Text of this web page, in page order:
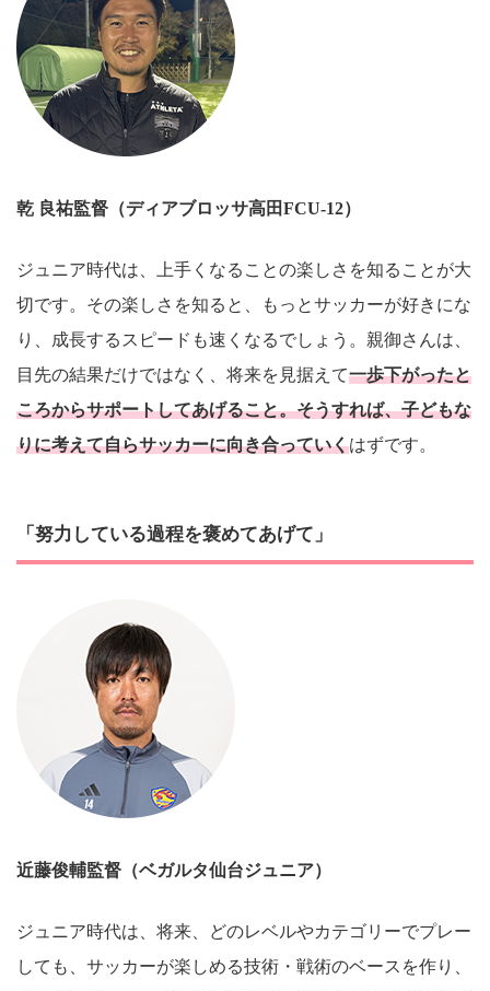
乾 良祐監督（ディアブロッサ高田FCU-12）
ジュニア時代は、上手くなることの楽しさを知ることが大
切です。その楽しさを知ると、もっとサッカーが好きにな
り、成長するスピードも速くなるでしょう。親御さんは、
目先の結果だけではなく、将来を見据えて一歩下がったと
ころからサポートしてあげること。そうすれば、子どもな
りに考えて自らサッカーに向き合っていくはずです。
「努力している過程を褒めてあげて」
近藤俊輔監督（ベガルタ仙台ジュニア）
ジュニア時代は、将来、どのレベルやカテゴリーでプレー
しても、サッカーが楽しめる技術・戦術のベースを作り、